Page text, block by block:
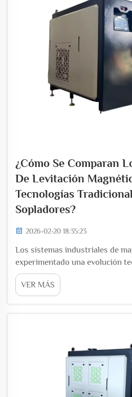
¿Cómo Se Comparan
De Levitación
Tecnologías
Sopladores?
2026-02-20 18:35:23
Los sistemas industriales de
experimentado una evolución
y los sopladores de levitación
como una alternativa
convencionales de sopladores.
VER MÁS